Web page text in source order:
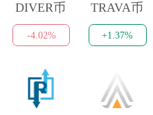
DIVER币
-4.02%
TRAVA币
+1.37%